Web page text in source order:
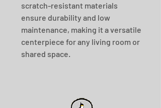
scratch-resistant materials
ensure durability and low
maintenance, making it a versatile
centerpiece for any living room or
shared space.